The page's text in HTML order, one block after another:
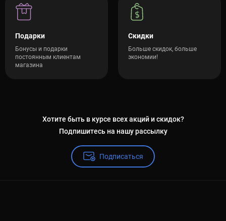
Подарки
Бонусы и подарки
постоянным клиентам
магазина
Скидки
Больше скидок, больше
экономии!
Хотите быть в курсе всех акций и скидок?
Подпишитесь на нашу рассылку
Подписаться